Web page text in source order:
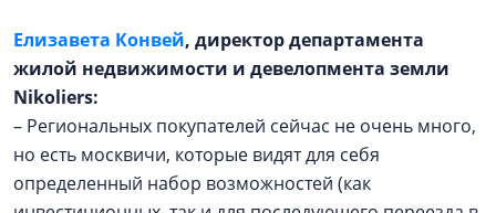
Елизавета Конвей, директор департамента
жилой недвижимости и девелопмента земли
Nikoliers:
– Региональных покупателей сейчас не очень много,
но есть москвичи, которые видят для себя
определенный набор возможностей (как